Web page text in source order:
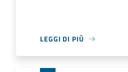
LEGGI DI PIÙ